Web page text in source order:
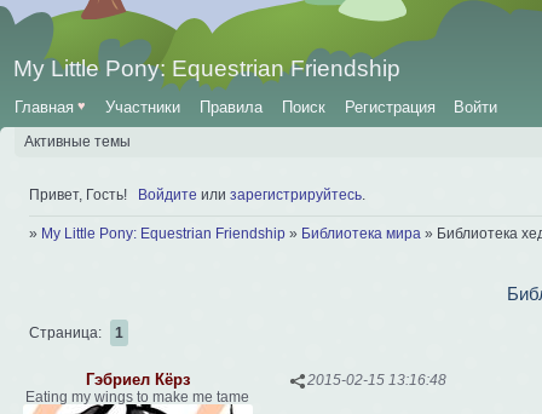
My Little Pony: Equestrian Friendship
Главная ♥ Участники Правила Поиск Регистрация Войти
Активные темы
Привет, Гость! Войдите или зарегистрируйтесь
» My Little Pony: Equestrian Friendship » Библиотека мира » Библиотека
Страница: 1
2015-02-15 13:16:48
Гэбриел Кёрз
Eating my wings to make me tame